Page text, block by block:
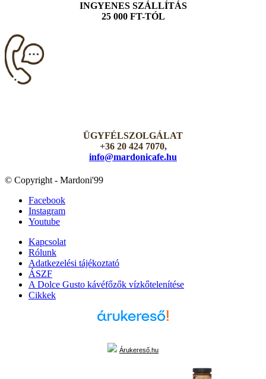
INGYENES SZÁLLÍTÁS
25 000 FT-TÓL
ÜGYFÉLSZOLGÁLAT
+36 20 424 7070,
info@mardonicafe.hu
© Copyright - Mardoni'99
Facebook
Instagram
Youtube
Kapcsolat
Rólunk
Adatkezelési tájékoztató
ÁSZF
A Dolce Gusto kávéfőzők vízkőtelenítése
Cikkek
Árukereső.hu